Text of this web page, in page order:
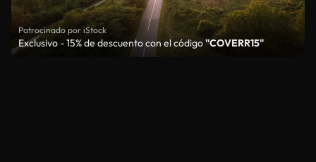
Patrocinado por iStock
Exclusivo - 15% de descuento con el código"COVERR15"